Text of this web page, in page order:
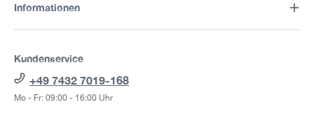
Informationen
Kundenservice
+49 7432 7019-168
Mo - Fr: 09:00 - 16:00 Uhr